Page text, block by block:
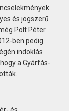
és jogszerű
Polt Péter
ben pedig
indoklás
a Gyárfás-